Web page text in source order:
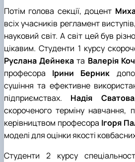
Потім голова секції, доцент
всіх учасників регламент
науковий світ. А світ цей був
цікавим. Студенти 1 курсу
Руслана Дейнека та Валерія
професора Ірини Берник
сушіння та ефективне
підприємствах. Надія Сватова
скороченого терміну навчання,
керівництвом професора Ігоря
моделі для оцінки якості
Студенти 2 курсу